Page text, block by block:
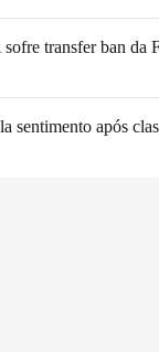
transfer ban da
sentimento após